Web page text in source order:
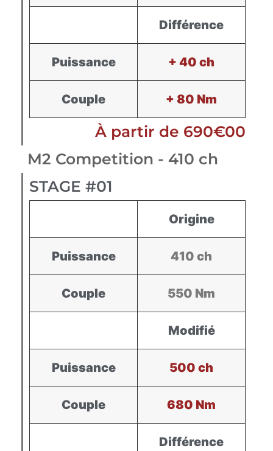
Différence
Puissance + 40 ch
Couple + 80 Nm
À partir de 690€00
M2 Competition - 410 ch
STAGE #01
Origine
Puissance 410 ch
Couple 550 Nm
Modifié
Puissance 500 ch
Couple 680 Nm
Différence